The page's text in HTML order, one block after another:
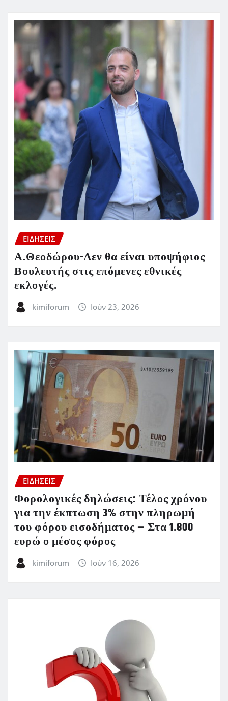
ΕΙΔΗΣΕΙΣ
Α.Θεοδώρου-Δεν θα είναι υποψήφιος
Βουλευτής στις επόμενες εθνικές
εκλογές.
kimiforum Ιούν 23, 2026
ΕΙΔΗΣΕΙΣ
Φορολογικές δηλώσεις: Τέλος χρόνου
για την έκπτωση 3% στην πληρωμή
του φόρου εισοδήματος – Στα 1.800
ευρώ ο μέσος φόρος
kimiforum Ιούν 16, 2026